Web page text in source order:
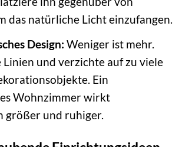
das natürliche Licht einzufangen.
Design: Weniger ist mehr.
Linien und verzichte auf zu viele
Ein
Wohnzimmer wirkt
größer und ruhiger.